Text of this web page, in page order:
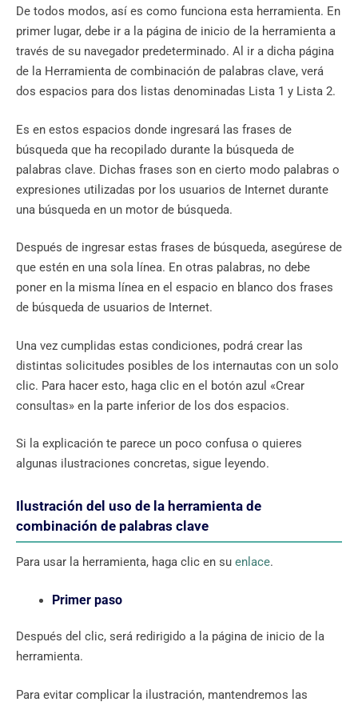
De todos modos, así es como funciona esta herramienta. En
primer lugar, debe ir a la página de inicio de la herramienta a
través de su navegador predeterminado. Al ir a dicha página
de la Herramienta de combinación de palabras clave, verá
dos espacios para dos listas denominadas Lista 1 y Lista 2.
Es en estos espacios donde ingresará las frases de
búsqueda que ha recopilado durante la búsqueda de
palabras clave. Dichas frases son en cierto modo palabras o
expresiones utilizadas por los usuarios de Internet durante
una búsqueda en un motor de búsqueda.
Después de ingresar estas frases de búsqueda, asegúrese de
que estén en una sola línea. En otras palabras, no debe
poner en la misma línea en el espacio en blanco dos frases
de búsqueda de usuarios de Internet.
Una vez cumplidas estas condiciones, podrá crear las
distintas solicitudes posibles de los internautas con un solo
clic. Para hacer esto, haga clic en el botón azul «Crear
consultas» en la parte inferior de los dos espacios.
Si la explicación te parece un poco confusa o quieres
algunas ilustraciones concretas, sigue leyendo.
Ilustración del uso de la herramienta de
combinación de palabras clave
Para usar la herramienta, haga clic en su enlace.
Primer paso
Después del clic, será redirigido a la página de inicio de la
herramienta.
Para evitar complicar la ilustración, mantendremos las